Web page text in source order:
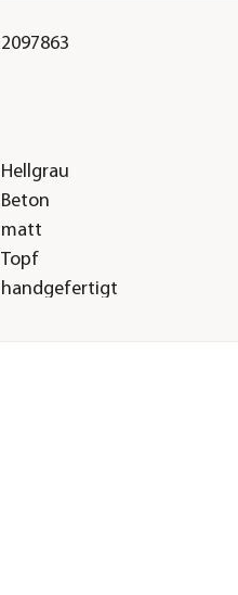
2097863
Hellgrau
Beton
matt
Topf
handgefertigt